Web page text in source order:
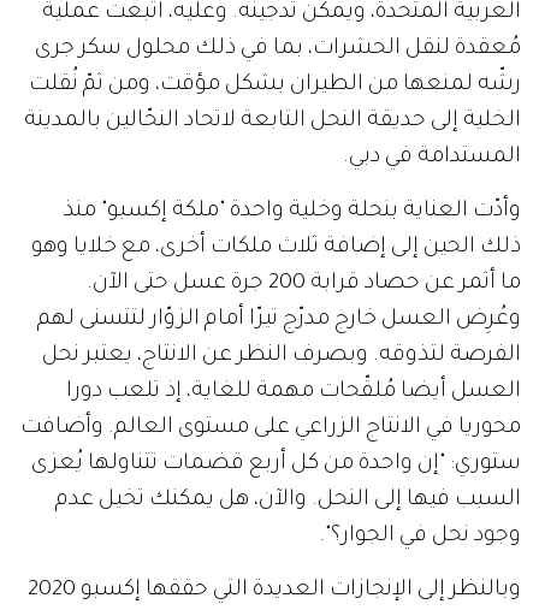
العربية المتحدة، ويمكن تدجينه. وعليه، اتُّبعت عملية
مُعقدة لنقل الحشرات، بما في ذلك محلول سكر جرى
رشّه لمنعها من الطيران بشكل مؤقت، ومن ثمّ نُقلت
الخلية إلى حديقة النحل التابعة لاتحاد النحّالين بالمدينة
المستدامة في دبي.
وأدّت العناية بنحلة وخلية واحدة "ملكة إكسبو" منذ
ذلك الحين إلى إضافة ثلاث ملكات أخرى، مع خلايا وهو
ما أثمر عن حصاد قرابة 200 جرة عسل حتى الآن.
وعُرِض العسل خارج مدرّج تيرّا أمام الزوّار لتتسنى لهم
الفرصة لتذوقه. وبصرف النظر عن الانتاج، يعتبر نحل
العسل أيضا مُلقّحات مهمة للغاية، إذ تلعب دورا
محوريا في الانتاج الزراعي على مستوى العالم. وأضافت
ستوري: "إن واحدة من كل أربع قضمات تتناولها يُعزى
السبب فيها إلى النحل. والآن، هل يمكنك تخيل عدم
وجود نحل في الجوار؟".
وبالنظر إلى الإنجازات العديدة التي حققها إكسبو 2020